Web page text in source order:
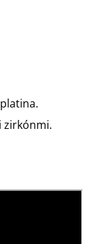
zirkónmi.